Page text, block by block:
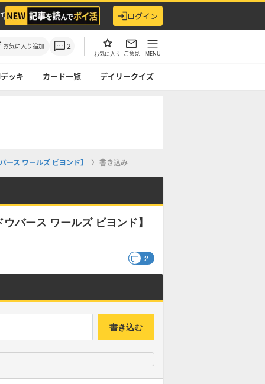
ログイン
お気に入り追加 2
お気に入り ご意見 MENU
ッキ カード一覧 デイリークイズ
ス ワールズ ビヨンド】 書き込み
バース ワールズ ビヨンド】
2
書き込む